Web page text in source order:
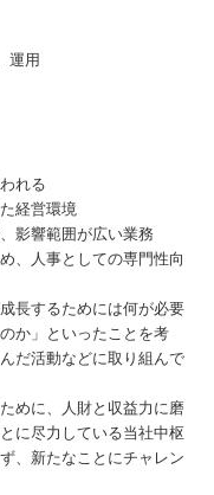
運用
れる
経営環境
影響範囲が広い業務
、人事としての専門性向
長するためには何が必要
か」といったことを考
だ活動などに取り組んで
めに、人財と収益力に磨
に尽力している当社中枢
、新たなことにチャレン